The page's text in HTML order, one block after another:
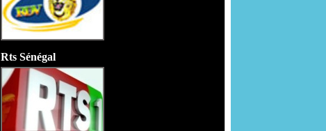
Rts Sénégal